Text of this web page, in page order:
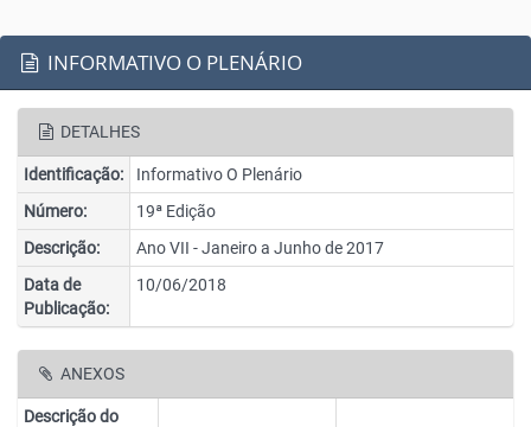
INFORMATIVO O PLENÁRIO
DETALHES
Identificação:
Informativo O Plenário
Número:
19ª Edição
Descrição:
Ano VII - Janeiro a Junho de 2017
Data de
Publicação:
10/06/2018
ANEXOS
Descrição do